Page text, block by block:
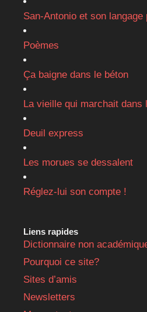
San-Antonio et son langage
Poèmes
Ça baigne dans le béton
La vieille qui marchait dans
Deuil express
Les morues se dessalent
Réglez-lui son compte !
Liens rapides
Dictionnaire non
Pourquoi ce site?
Sites d’amis
Newsletters